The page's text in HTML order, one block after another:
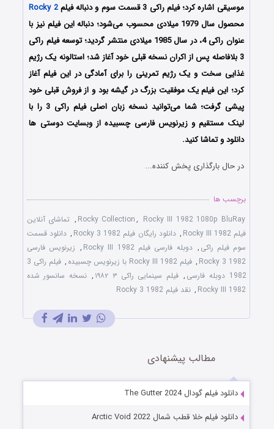
موسیقی اشاره کرد؛ فیلم راکی 3 قسمت سوم و دنباله فیلم
Rocky 2
محصول سال 1979 میلادی محسوب می‌شود؛ دنباله این فیلم نیز با
عنوان راکی 4، در سال 1985 میلادی منتشر گردید؛ توسعه فیلم راکی
3 بلافاصله پس از اکران نسخه قبلی خود آغاز شد؛ استالونه یک رژیم
غذایی سخت و یک رژیم تمرینی را برای آمادگی در این فیلم آغاز
کرد؛ این فیلم یک موفقیت بزرگ در گیشه بود و از فروش قبلی خود
پیشی گرفت؛ شما می‌توانید نسخه زبان اصلی فیلم راکی 3 را با
‌لینک مستقیم و زیرنویس فارسی چسبیده از وبسایت دوستی ها
دانلود و تماشا کنید.
در حال بارگذاری پخش کننده...
برچسب ها
Rocky Collection, Rocky III 1982 1080p BluRay
, تماشای آنلاین
فیلم Rocky III 1982
, دانلود رایگان فیلم Rocky 3 1982 , دانلود قسمت
سوم فیلم راکی , دوبله فارسی فیلم Rocky III 1982 , زیرنویس فارسی
Rocky 3 1982
, فیلم Rocky III 1982 با زیرنویس چسبیده ,
فیلم راکی 3
1982 دوبله فارسی
, فیلم سینمایی راکی ۳ ۱۹۸۲ , نسخه سانسور شده
Rocky III 1982
, نقد فیلم Rocky 3 1982
مطالب پیشنهادی
دانلود فیلم گودال The Gutter 2024
دانلود فیلم خلا قطب شمال Arctic Void 2022